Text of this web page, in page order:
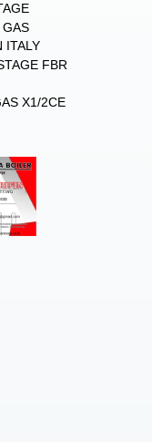
ITALY
FBR
X1/2CE